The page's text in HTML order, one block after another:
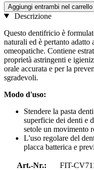
Aggiungi entrambi nel carrello
Descrizione
Questo dentifricio è
naturali ed è pertanto adatto
omeopatiche. Contiene
proprietà astringenti e
orale accurata e per la
sgradevoli.
Modo d'uso:
Stendere la pasta
superficie dei denti e
setole un movimento
L'uso regolare del
placca batterica e
Art.-Nr.:
FIT-